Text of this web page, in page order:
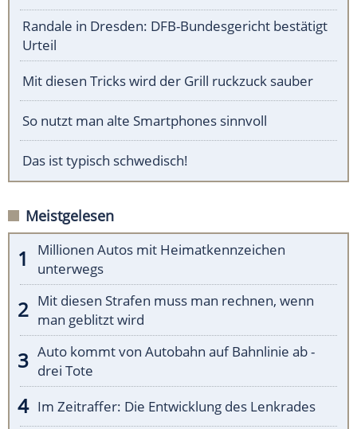
Randale in Dresden: DFB-Bundesgericht bestätigt
Urteil
Mit diesen Tricks wird der Grill ruckzuck sauber
So nutzt man alte Smartphones sinnvoll
Das ist typisch schwedisch!
Meistgelesen
Millionen Autos mit Heimatkennzeichen
unterwegs
Mit diesen Strafen muss man rechnen, wenn
man geblitzt wird
Auto kommt von Autobahn auf Bahnlinie ab -
drei Tote
Im Zeitraffer: Die Entwicklung des Lenkrades